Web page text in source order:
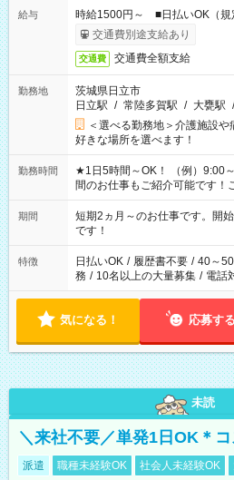
給与
時給1500円～ ■日払いOK（
交通費別途支給あり
交通費 交通費全額支給
勤務地
茨城県日立市
日立駅 / 常陸多賀駅 / 大甕駅
＜選べる勤務地＞介護施設
好きな場所を選べます！
勤務時間
★1日5時間～OK！ （例）9:00
間のお仕事もご紹介可能です
家庭の都合でお休みが必要な場
※週最低15時間以上の勤務が必
期間
短期2ヵ月～のお仕事です。
です！
特徴 日払いOK / 履歴書不要 / 40～
務 / 10名以上の大量募集 / 電話
気になる！ 応募する
未読
＼来社不要／単発1日OK＊
派遣 職種未経験OK 社会人未経験OK